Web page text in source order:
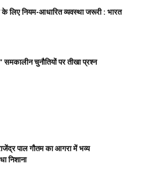
के लिए नियम-आधारित व्यवस्था जरूरी : भारत
चुनौतियों पर तीखा प्रश्न
पाल गौतम का आगरा में भव्य
निशाना